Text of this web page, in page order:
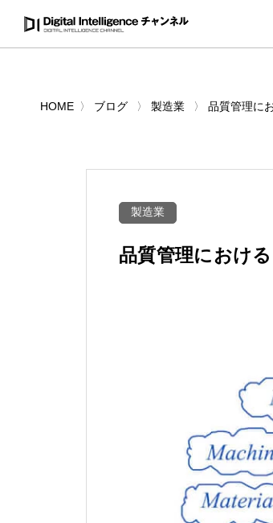
HOME ブログ 製造業 品質管理に
製造業
品質管理におけ